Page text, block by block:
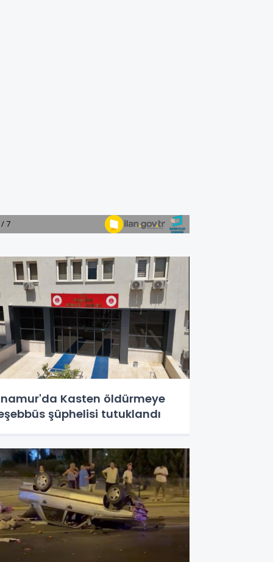
Kasten öldürmeye
şüphelisi tutuklandı